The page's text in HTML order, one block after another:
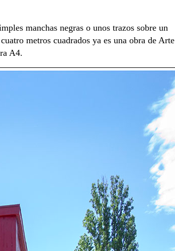
manchas negras o unos trazos sobre un
metros cuadrados ya es una obra de Arte
A4.